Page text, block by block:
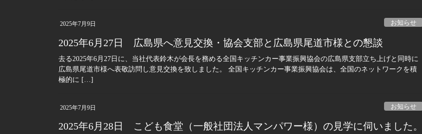
2025年7月9日 お知らせ
2025年6月27日 広島県へ意見交換・協会支部と広島県尾道市様との懇談
去る2025年6月27日に、当社代表鈴木が会長を務める全国キッチンカー事業振興協会の広島県支部立ち上げと同時に
広島県尾道市様へ表敬訪問し意見交換を致しました。 全国キッチンカー事業振興協会は、全国のネットワークを積
極的に […]
2025年7月9日 お知らせ
2025年6月28日 こども食堂（一般社団法人マンパワー様）の見学に伺いました。